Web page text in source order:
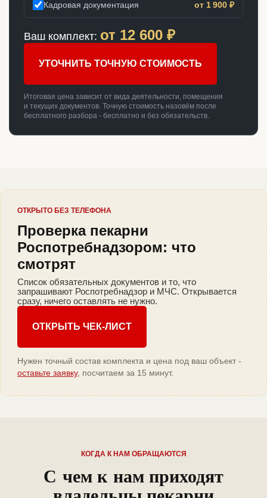
Кадровая документация от 1 900 ₽
Ваш комплект: от 12 600 ₽
УТОЧНИТЬ ТОЧНУЮ СТОИМОСТЬ
Итоговая цена зависит от вида деятельности, помещения
и текущих документов. Точную стоимость назовём после
бесплатного разбора - бесплатно и без обязательств.
ОТКРЫТО БЕЗ ТЕЛЕФОНА
Проверка пекарни
Роспотребнадзором: что
смотрят
Список обязательных документов и то, что
запрашивают Роспотребнадзор и МЧС. Открывается
сразу, ничего оставлять не нужно.
ОТКРЫТЬ ЧЕК-ЛИСТ
Нужен точный состав комплекта и цена под ваш объект -
оставьте заявку, посчитаем за 15 минут.
КОГДА К НАМ ОБРАЩАЮТСЯ
С чем к нам приходят